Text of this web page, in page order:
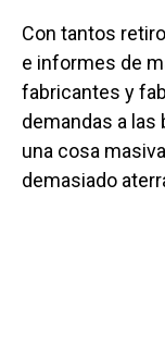
Con tantos
e informes de
fabricantes y
demandas a las
una cosa
demasiado